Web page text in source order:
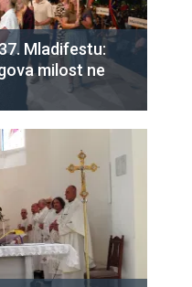
Mladifestu:
milost ne